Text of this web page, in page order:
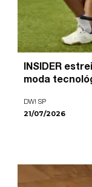
INSIDER
moda
DW! SP
21/07/2026